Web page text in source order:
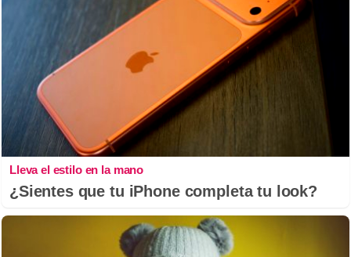
Lleva el estilo en la mano
¿Sientes que tu iPhone completa tu look?